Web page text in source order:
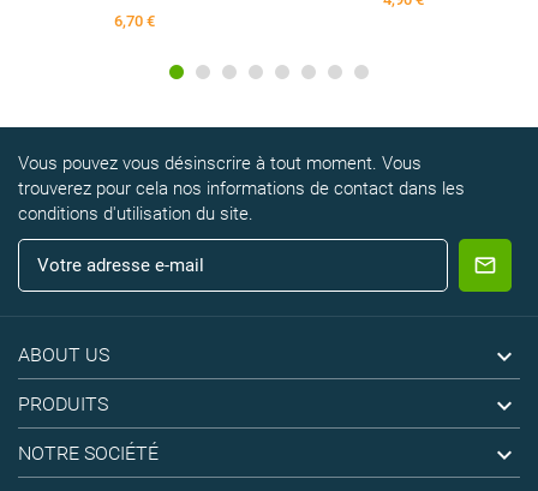
6,70 €
Vous pouvez vous désinscrire à tout moment. Vous
trouverez pour cela nos informations de contact dans les
conditions d'utilisation du site.
ABOUT US 
PRODUITS 
NOTRE SOCIÉTÉ
